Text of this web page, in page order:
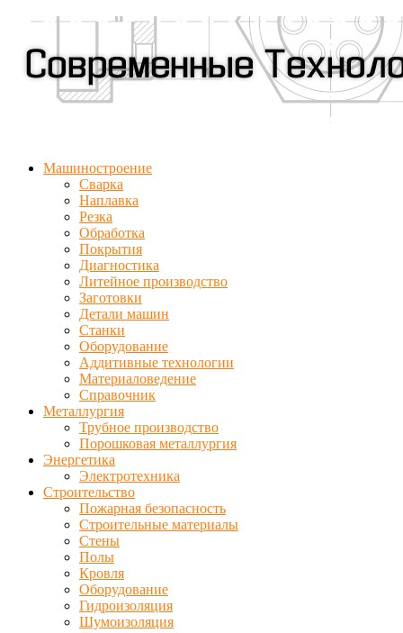
Машиностроение
Сварка
Наплавка
Резка
Обработка
Покрытия
Диагностика
Литейное производство
Заготовки
Детали машин
Станки
Оборудование
Аддитивные технологии
Материаловедение
Справочник
Металлургия
Трубное производство
Порошковая металлургия
Энергетика
Электротехника
Строительство
Пожарная безопасность
Строительные материалы
Стены
Полы
Кровля
Оборудование
Гидроизоляция
Шумоизоляция